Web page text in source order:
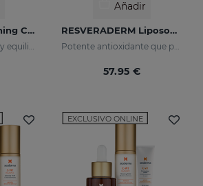
SENSYSES Lightening Cleanser Desmaquillante Limpiador
Añadir
RESVERADERM Liposomal Serum
Potente antioxidante que protege la piel de las agresiones medioambientales
57.95 €
EXCLUSIVO ONLINE